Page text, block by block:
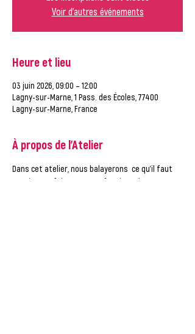
Voir d'autres événements
Heure et lieu
03 juin 2026, 09:00 – 12:00
Lagny-sur-Marne, 1 Pass. des Écoles, 77400
Lagny-sur-Marne, France
À propos de l'Atelier
Dans cet atelier, nous balayerons  ce qu'il faut
savoir pour faire un CV professionnel.